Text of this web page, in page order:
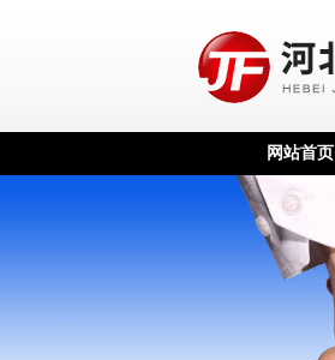
网站首页